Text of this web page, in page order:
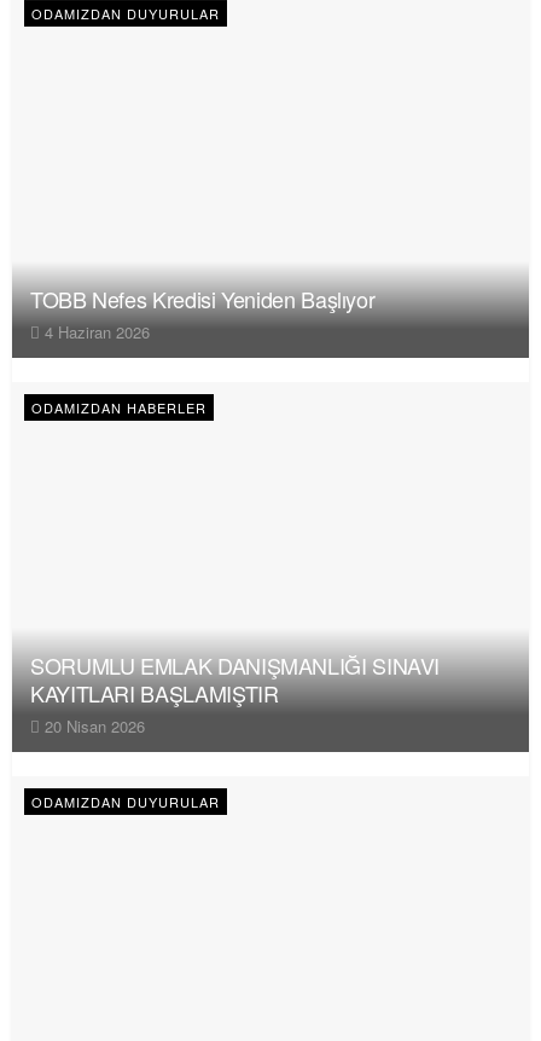
ODAMIZDAN DUYURULAR
TOBB Nefes Kredisi Yeniden Başlıyor
4 Haziran 2026
ODAMIZDAN HABERLER
SORUMLU EMLAK DANIŞMANLIĞI SINAVI
KAYITLARI BAŞLAMIŞTIR
20 Nisan 2026
ODAMIZDAN DUYURULAR